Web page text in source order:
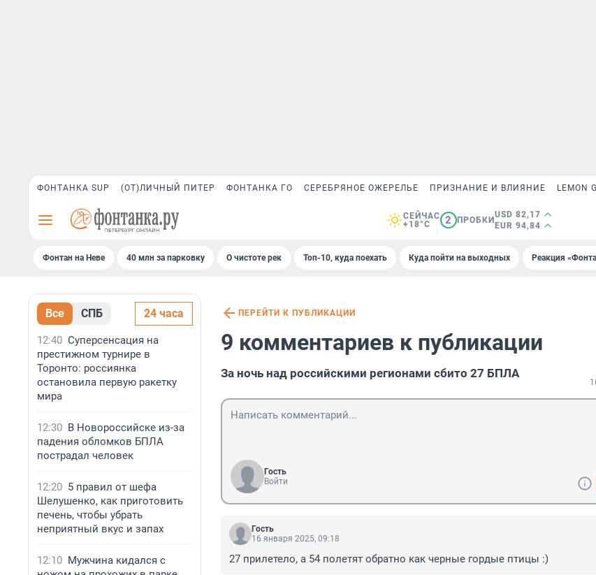
ФОНТАНКА SUP (ОТ)ЛИЧНЫЙ ПИТЕР ФОНТАНКА ГО СЕРЕБРЯНОЕ ОЖЕРЕЛЬЕ ПРИЗНАНИЕ И ВЛИЯНИЕ LEMON
СЕЙЧАС
+18°C
2 ПРОБКИ
USD 82,17
EUR 94,84
Фонтан на Неве 40 млн за парковку О чистоте рек Топ-10, куда поехать Куда пойти на выходных Реакция
Все СПБ 24 часа
12:40 Суперсенсация на
престижном турнире в
Торонто: россиянка
остановила первую ракетку
мира
12:30 В Новороссийске из-за
падения обломков БПЛА
пострадал человек
12:20 5 правил от шефа
Шелушенко, как приготовить
печень, чтобы убрать
неприятный вкус и запах
12:10 Мужчина кидался с
ПЕРЕЙТИ К ПУБЛИКАЦИИ
9 комментариев к публикации
За ночь над российскими регионами сбито 27 БПЛА
Гость
Войти
Гость
16 января 2025, 09:18
27 прилетело, а 54 полетят обратно как черные гордые птицы :)